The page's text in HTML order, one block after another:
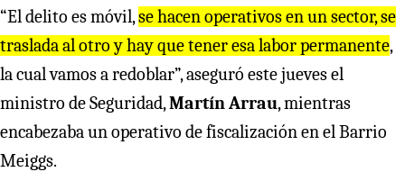
“El delito es móvil,se hacen operativos en un sector, se
traslada al otro y hay que tener esa labor permanente,
la cual vamos a redoblar”, aseguró este jueves el
ministro de Seguridad,Martín Arrau, mientras
encabezaba un operativo de fiscalización en el Barrio
Meiggs.